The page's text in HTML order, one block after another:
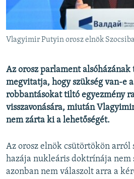
KLÍMAVÁLTOZÁS
A MÚLT TANULSÁGAI
Valamennyi RFE/RL weboldal
Vlagyimir Putyin orosz elnök
Az orosz parlament alsóházának
megvitatja, hogy szükség van-e
robbantásokat tiltó egyezmény
visszavonására, miután
nem zárta ki a lehetőségét.
Az orosz elnök csütörtökön arról
hazája nukleáris doktrínája nem
azonban nem válaszolt arra a